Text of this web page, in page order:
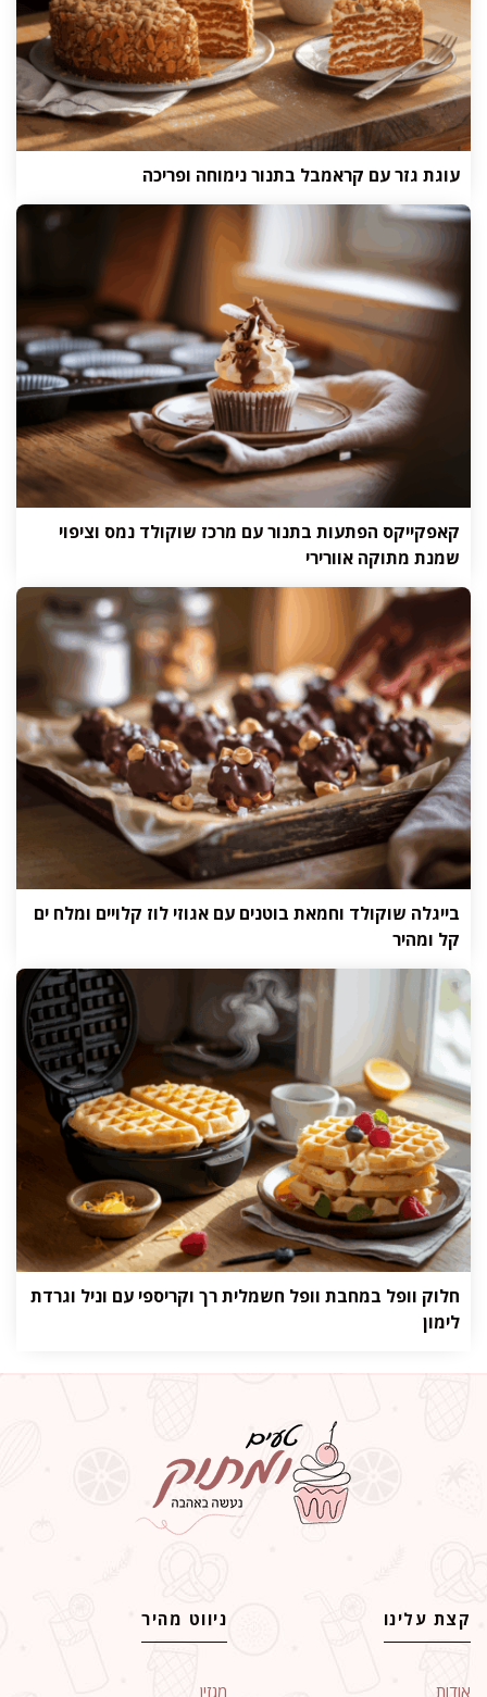
עוגת גזר עם קראמבל בתנור נימוחה ופריכה
קאפקייקס הפתעות בתנור עם מרכז שוקולד נמס וציפוי
שמנת מתוקה אוורירי
בייגלה שוקולד וחמאת בוטנים עם אגוזי לוז קלויים ומלח ים
קל ומהיר
חלוק וופל במחבת וופל חשמלית רך וקריספי עם וניל וגרדת
לימון
קצת עלינו
אודות
ניווט מהיר
מגזין